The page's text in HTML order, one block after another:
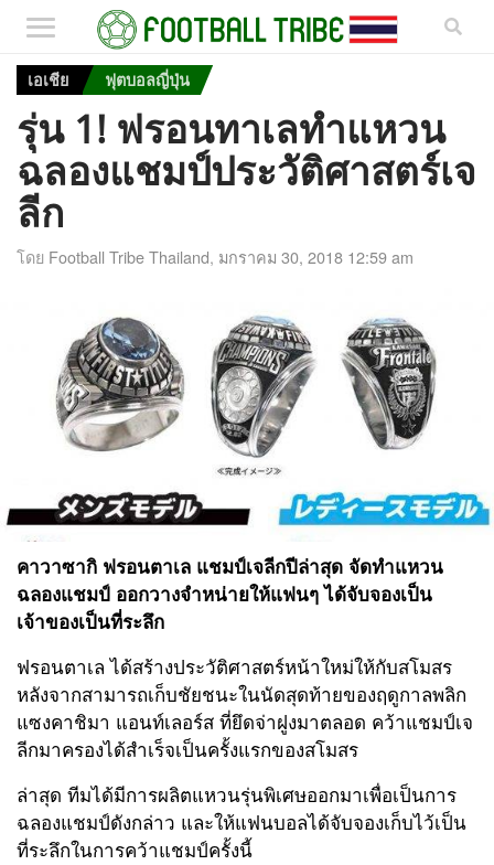
เอเชีย ฟุตบอลญี่ปุ่น
รุ่น 1! ฟรอนทาเลทำแหวน
ฉลองแชมป์ประวัติศาสตร์เจ
ลีก
โดย Football Tribe Thailand, มกราคม 30, 2018 12:59 am
คาวาซากิ ฟรอนตาเล แชมป์เจลีกปีล่าสุด จัดทำแหวน
ฉลองแชมป์ ออกวางจำหน่ายให้แฟนๆ ได้จับจองเป็น
เจ้าของเป็นที่ระลึก
ฟรอนตาเล ได้สร้างประวัติศาสตร์หน้าใหม่ให้กับสโมสร
หลังจากสามารถเก็บชัยชนะในนัดสุดท้ายของฤดูกาลพลิก
แซงคาชิมา แอนท์เลอร์ส ที่ยึดจ่าฝูงมาตลอด คว้าแชมป์เจ
ลีกมาครองได้สำเร็จเป็นครั้งแรกของสโมสร
ล่าสุด ทีมได้มีการผลิตแหวนรุ่นพิเศษออกมาเพื่อเป็นการ
ฉลองแชมป์ดังกล่าว และให้แฟนบอลได้จับจองเก็บไว้เป็น
ที่ระลึกในการคว้าแชมป์ครั้งนี้